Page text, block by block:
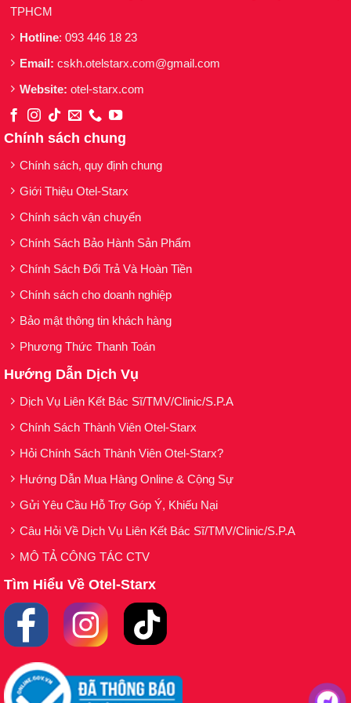
TPHCM
Hotline: 093 446 18 23
Email: cskh.otelstarx.com@gmail.com
Website: otel-starx.com
Chính sách chung
Chính sách, quy định chung
Giới Thiệu Otel-Starx
Chính sách vận chuyển
Chính Sách Bảo Hành Sản Phẩm
Chính Sách Đổi Trả Và Hoàn Tiền
Chính sách cho doanh nghiệp
Bảo mật thông tin khách hàng
Phương Thức Thanh Toán
Hướng Dẫn Dịch Vụ
Dịch Vụ Liên Kết Bác Sĩ/TMV/Clinic/S.P.A
Chính Sách Thành Viên Otel-Starx
Hỏi Chính Sách Thành Viên Otel-Starx?
Hướng Dẫn Mua Hàng Online & Cộng Sự
Gửi Yêu Cầu Hỗ Trợ Góp Ý, Khiếu Nại
Câu Hỏi Về Dịch Vụ Liên Kết Bác Sĩ/TMV/Clinic/S.P.A
MÔ TẢ CÔNG TÁC CTV
Tìm Hiểu Về Otel-Starx